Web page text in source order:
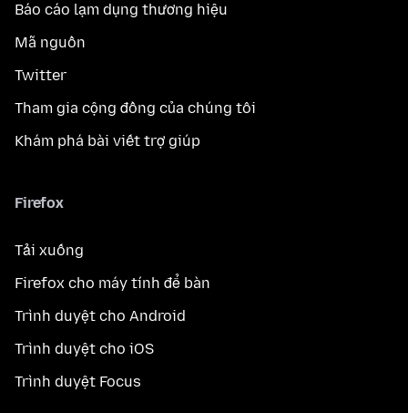
Báo cáo lạm dụng thương hiệu
Mã nguồn
Twitter
Tham gia cộng đồng của chúng tôi
Khám phá bài viết trợ giúp
Firefox
Tải xuống
Firefox cho máy tính để bàn
Trình duyệt cho Android
Trình duyệt cho iOS
Trình duyệt Focus